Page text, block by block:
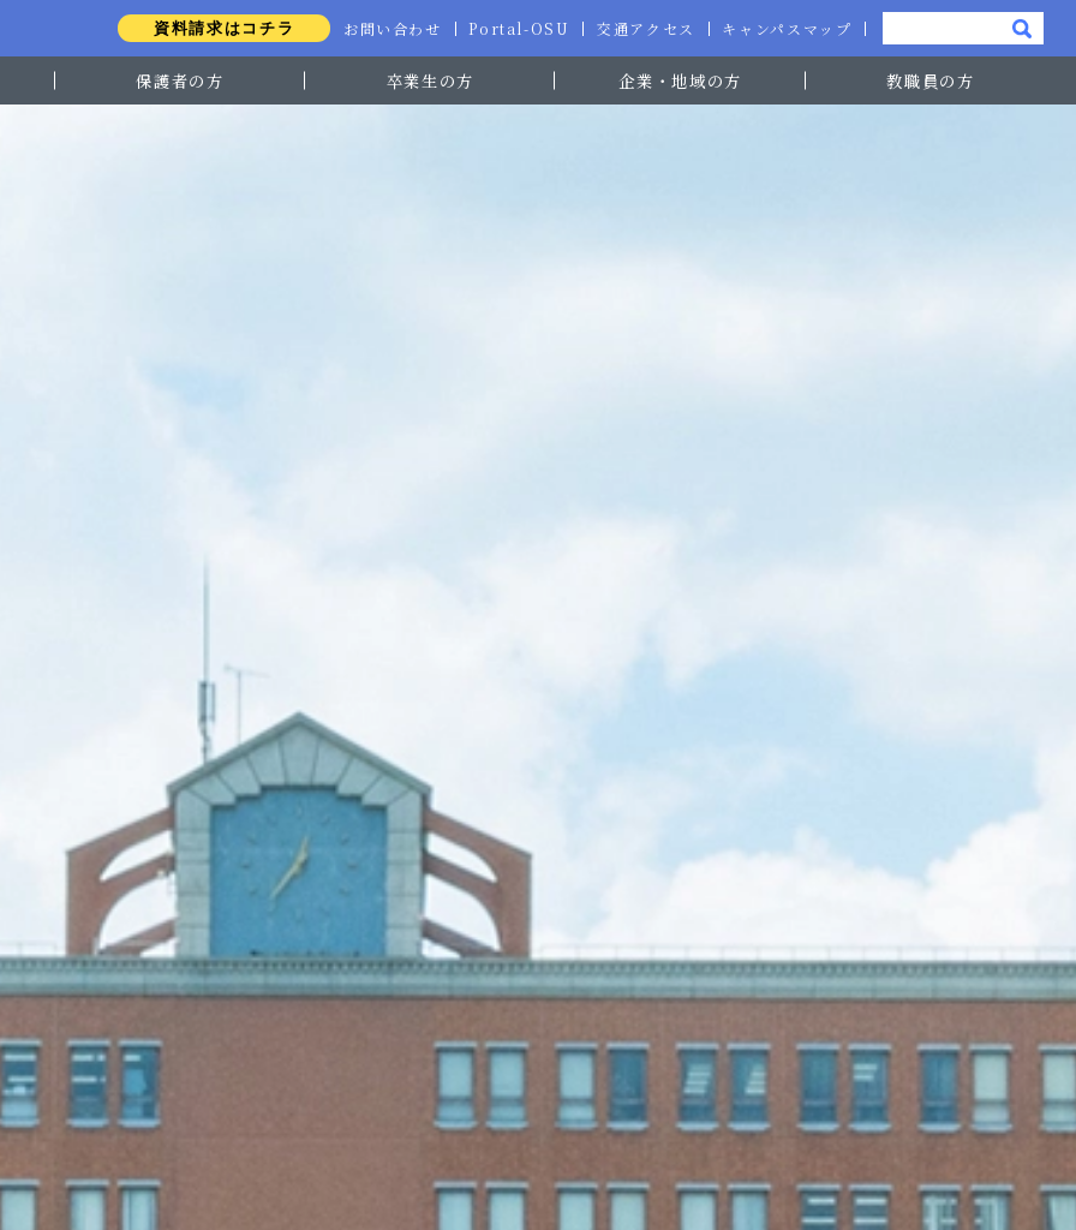
資料請求はコチラ お問い合わせ Portal-OSU 交通アクセス キャンパスマップ
保護者の方 卒業生の方 企業・地域の方 教職員の方